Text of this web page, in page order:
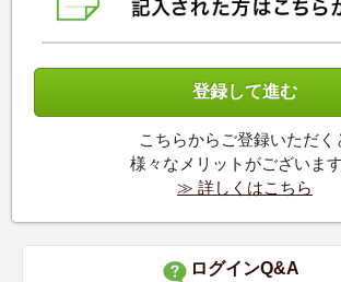
こちらからご登録いただく
様々なメリットがございます
≫ 詳しくはこちら